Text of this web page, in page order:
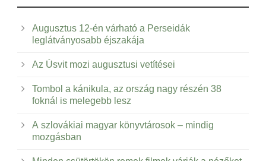
Augusztus 12-én várható a Perseidák
leglátványosabb éjszakája
Az Úsvit mozi augusztusi vetítései
Tombol a kánikula, az ország nagy részén 38
foknál is melegebb lesz
A szlovákiai magyar könyvtárosok – mindig
mozgásban